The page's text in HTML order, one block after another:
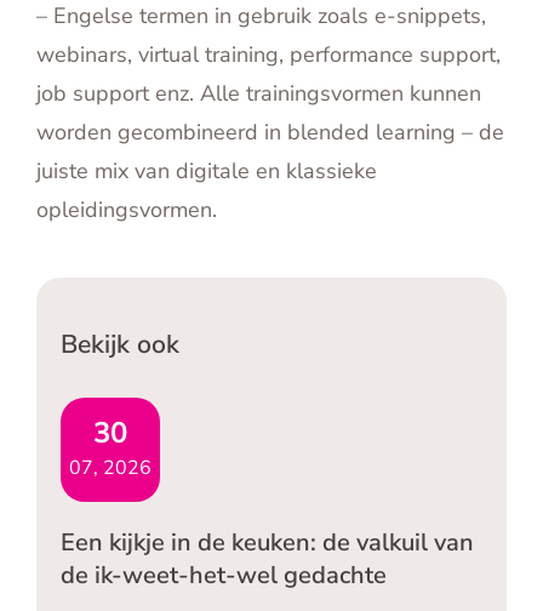
– Engelse termen in gebruik zoals e-snippets,
webinars, virtual training, performance support,
job support enz. Alle trainingsvormen kunnen
worden gecombineerd in blended learning – de
juiste mix van digitale en klassieke
opleidingsvormen.
Bekijk ook
30
07, 2026
Een kijkje in de keuken: de valkuil van
de ik-weet-het-wel gedachte